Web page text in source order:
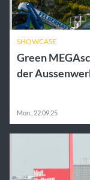
SHOWCASE
Green
der
Mon., 22.09.25